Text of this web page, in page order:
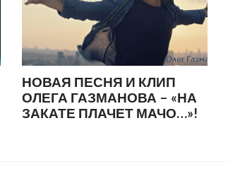
НОВАЯ ПЕСНЯ И КЛИП
ОЛЕГА ГАЗМАНОВА – «НА
ЗАКАТЕ ПЛАЧЕТ МАЧО…»!